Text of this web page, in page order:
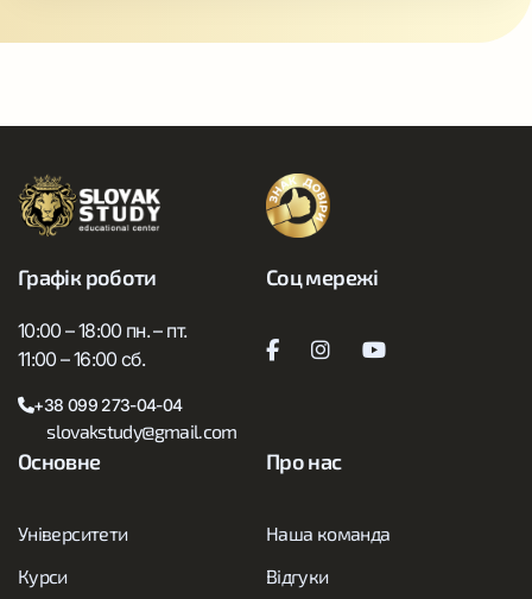
Графік роботи
10:00 – 18:00 пн. – пт.
11:00 – 16:00 сб.
+38 099 273-04-04
slovakstudy@gmail.com
Основне
Університети
Курси
Про нас
Наша команда
Відгуки
Соц мережі